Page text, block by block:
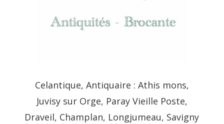
Celantique, Antiquaire : Athis mons,
Juvisy sur Orge, Paray Vieille Poste,
Draveil, Champlan, Longjumeau, Savigny